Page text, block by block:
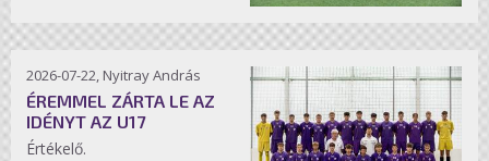
2026-07-22, Nyitray András
ÉREMMEL ZÁRTA LE AZ
IDÉNYT AZ U17
Értékelő.